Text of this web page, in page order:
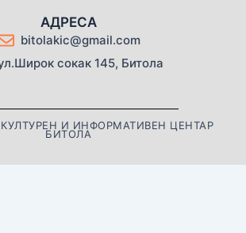
b
o
o
t
a
g
m
u
b
e
АДРЕСА
bitolakic@gmail.com
сокак 145, Битола
И ИНФОРМАТИВЕН ЦЕНТАР
БИТОЛА